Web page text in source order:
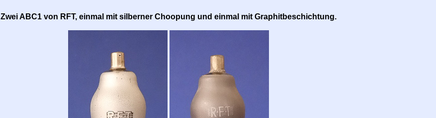
Zwei ABC1 von RFT, einmal mit silberner Choopung und einmal mit Graphitbeschichtung.